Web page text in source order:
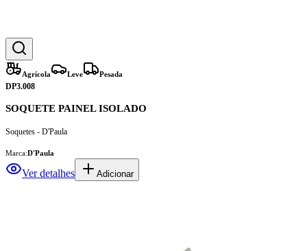
Agrícola Leve Pesada
DP3.008
SOQUETE PAINEL ISOLADO
Soquetes - D'Paula
Marca:D'Paula
Ver detalhes Adicionar